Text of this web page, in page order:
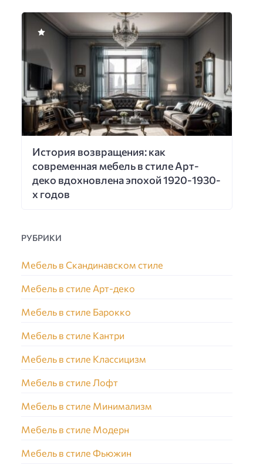
История возвращения: как
современная мебель в стиле Арт-
деко вдохновлена эпохой 1920-1930-
х годов
РУБРИКИ
Мебель в Скандинавском стиле
Мебель в стиле Арт-деко
Мебель в стиле Барокко
Мебель в стиле Кантри
Мебель в стиле Классицизм
Мебель в стиле Лофт
Мебель в стиле Минимализм
Мебель в стиле Модерн
Мебель в стиле Фьюжин